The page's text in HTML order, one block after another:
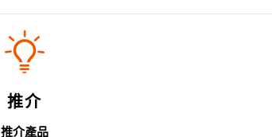
推介
推介產品